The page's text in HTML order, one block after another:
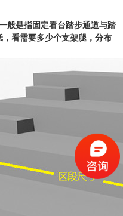
般是指固定看台踏步通道与踏
看需要多少个支架腿，分布